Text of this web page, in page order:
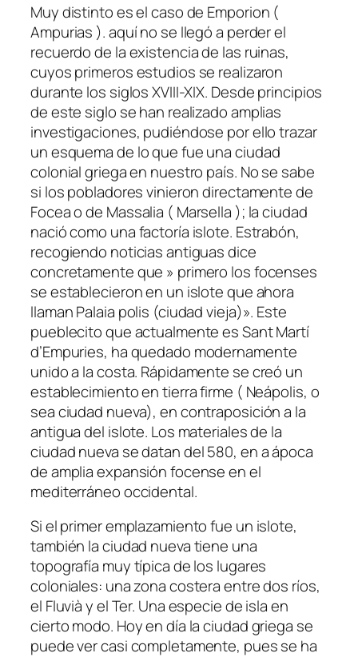
Muy distinto es el caso de Emporion (
Ampurias ). aquí no se llegó a perder el
recuerdo de la existencia de las ruinas,
cuyos primeros estudios se realizaron
durante los siglos XVIII-XIX. Desde principios
de este siglo se han realizado amplias
investigaciones, pudiéndose por ello trazar
un esquema de lo que fue una ciudad
colonial griega en nuestro país. No se sabe
si los pobladores vinieron directamente de
Focea o de Massalia ( Marsella ); la ciudad
nació como una factoría islote. Estrabón,
recogiendo noticias antiguas dice
concretamente que » primero los focenses
se establecieron en un islote que ahora
llaman Palaia polis (ciudad vieja)». Este
pueblecito que actualmente es Sant Martí
d’Empuries, ha quedado modernamente
unido a la costa. Rápidamente se creó un
establecimiento en tierra firme ( Neápolis, o
sea ciudad nueva), en contraposición a la
antigua del islote. Los materiales de la
ciudad nueva se datan del 580, en a ápoca
de amplia expansión focense en el
mediterráneo occidental.
Si el primer emplazamiento fue un islote,
también la ciudad nueva tiene una
topografía muy típica de los lugares
coloniales: una zona costera entre dos ríos,
el Fluvià y el Ter. Una especie de isla en
cierto modo. Hoy en día la ciudad griega se
puede ver casi completamente, pues se ha